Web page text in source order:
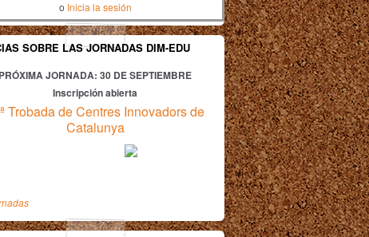
o Inicia la sesión
SOBRE LAS JORNADAS DIM-EDU
PRÓXIMA JORNADA: 30 DE SEPTIEMBRE
Inscripción abierta
Trobada de Centres Innovadors de
Catalunya